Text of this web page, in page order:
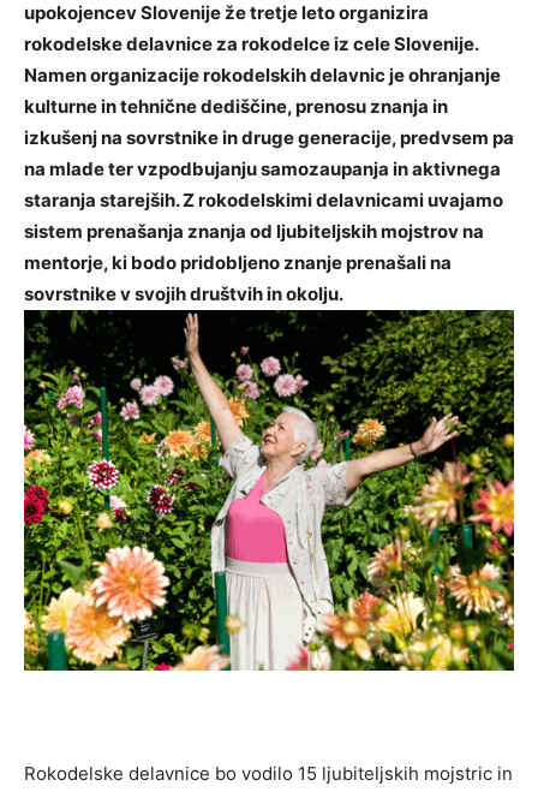
upokojencev Slovenije že tretje leto organizira
rokodelske delavnice za rokodelce iz cele Slovenije.
Namen organizacije rokodelskih delavnic je ohranjanje
kulturne in tehnične dediščine, prenosu znanja in
izkušenj na sovrstnike in druge generacije, predvsem pa
na mlade ter vzpodbujanju samozaupanja in aktivnega
staranja starejših. Z rokodelskimi delavnicami uvajamo
sistem prenašanja znanja od ljubiteljskih mojstrov na
mentorje, ki bodo pridobljeno znanje prenašali na
sovrstnike v svojih društvih in okolju.
Rokodelske delavnice bo vodilo 15 ljubiteljskih mojstric in